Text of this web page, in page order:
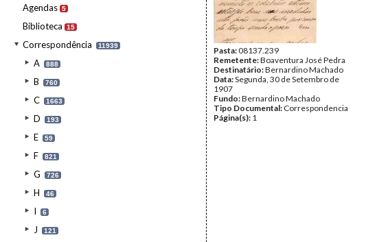
Agendas 5
Biblioteca 15
Correspondência 11939
A 888
B 760
C 1663
D 193
E 59
F 821
G 726
H 46
I 6
J 121
Pasta:08137.239
Remetente:Boaventura José Pedra
Destinatário:Bernardino Machado
Data:Segunda, 30 de Setembro de
1907
Fundo:Bernardino Machado
Tipo Documental: Correspondencia
Página(s): 1